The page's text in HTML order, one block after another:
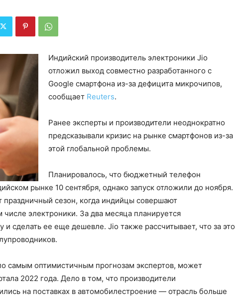
Индийский производитель электроники Jio
отложил выход совместно разработанного с
Google смартфона из-за дефицита микрочипов,
сообщает Reuters.
Ранее эксперты и производители неоднократно
предсказывали кризис на рынке смартфонов из-за
этой глобальной проблемы.
Планировалось, что бюджетный телефон
рынке 10 сентября, однако запуск отложили до ноября.
праздничный сезон, когда индийцы совершают
электроники. За два месяца планируется
и сделать ее еще дешевле. Jio также рассчитывает, что за это
самым оптимистичным прогнозам экспертов, может
2022 года. Дело в том, что производители
на поставках в автомобилестроение — отрасль больше